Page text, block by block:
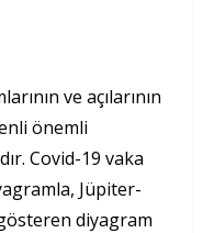
ve açılarının
önemli
Covid-19 vaka
Jüpiter-
diyagram